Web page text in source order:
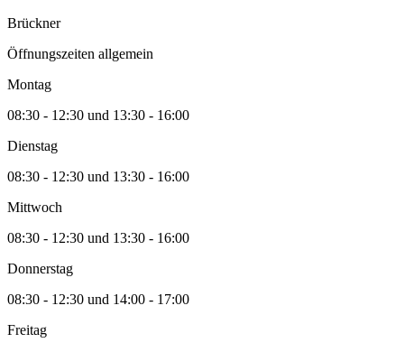
Brückner
Öffnungszeiten allgemein
Montag
08:30 - 12:30 und 13:30 - 16:00
Dienstag
08:30 - 12:30 und 13:30 - 16:00
Mittwoch
08:30 - 12:30 und 13:30 - 16:00
Donnerstag
08:30 - 12:30 und 14:00 - 17:00
Freitag